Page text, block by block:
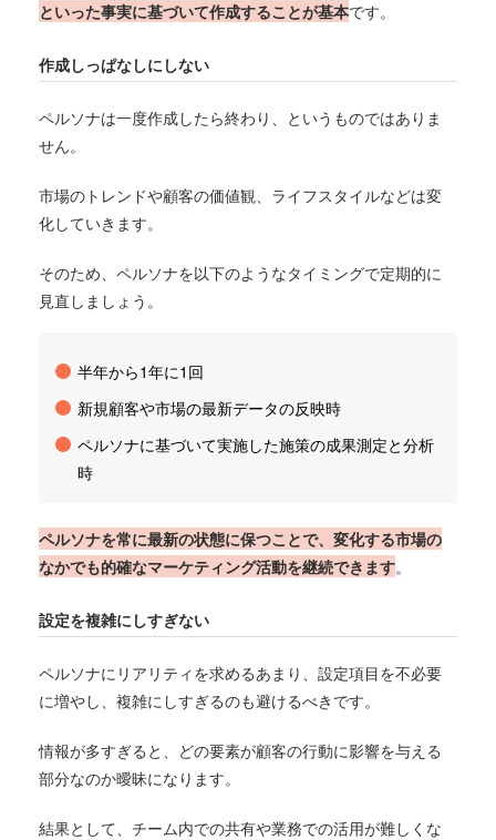
といった事実に基づいて作成することが基本です。
作成しっぱなしにしない
ペルソナは一度作成したら終わり、というものではありま
せん。
市場のトレンドや顧客の価値観、ライフスタイルなどは変
化していきます。
そのため、ペルソナを以下のようなタイミングで定期的に
見直しましょう。
半年から1年に1回
新規顧客や市場の最新データの反映時
ペルソナに基づいて実施した施策の成果測定と分析
時
ペルソナを常に最新の状態に保つことで、変化する市場の
なかでも的確なマーケティング活動を継続できます。
設定を複雑にしすぎない
ペルソナにリアリティを求めるあまり、設定項目を不必要
に増やし、複雑にしすぎるのも避けるべきです。
情報が多すぎると、どの要素が顧客の行動に影響を与える
部分なのか曖昧になります。
結果として、チーム内での共有や業務での活用が難しくな